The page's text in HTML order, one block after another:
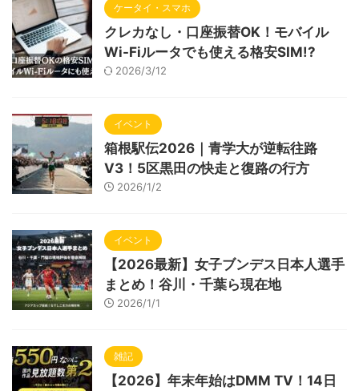
ケータイ・スマホ
クレカなし・口座振替OK！モバイル
Wi-Fiルータでも使える格安SIM!?
2026/3/12
イベント
箱根駅伝2026｜青学大が逆転往路
V3！5区黒田の快走と復路の行方
2026/1/2
イベント
【2026最新】女子ブンデス日本人選手
まとめ！谷川・千葉ら現在地
2026/1/1
雑記
【2026】年末年始はDMM TV！14日